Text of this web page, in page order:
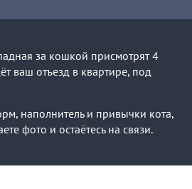
за кошкой присмотрят 4
ваш отъезд в квартире, под
наполнитель и привычки кота,
фото и остаётесь на связи.